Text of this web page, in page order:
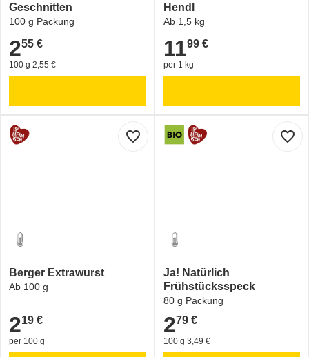
Geschnitten
100 g Packung
2,55 €
255 €
100 g 2,55 €
Hendl
Ab 1,5 kg
11,99 €
1199 €
per 1 kg
favorite_border
Berger Extrawurst
Ab 100 g
2,19 €
219 €
per 100 g
favorite_border
Ja! Natürlich
Frühstücksspeck
80 g Packung
2,79 €
279 €
100 g 3,49 €